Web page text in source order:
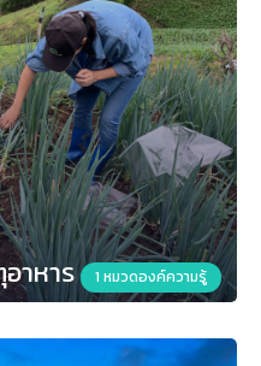
อาหาร 1 หมวดองค์ความรู้